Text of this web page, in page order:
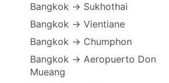
Bangkok → Sukhothai
Bangkok → Vientiane
Bangkok → Chumphon
Bangkok → Aeropuerto Don
Mueang